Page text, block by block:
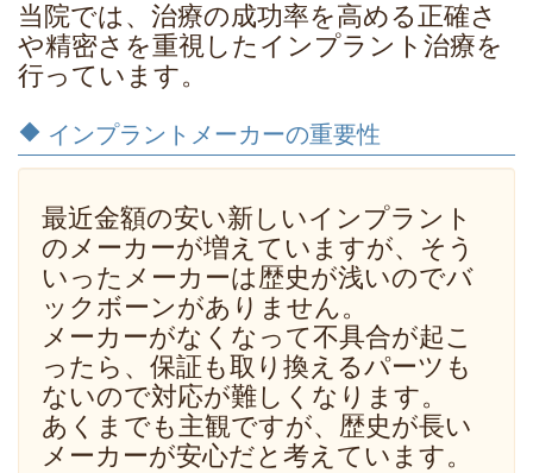
当院では、治療の成功率を高める正確さ
や精密さを重視したインプラント治療を
行っています。
インプラントメーカーの重要性
最近金額の安い新しいインプラント
のメーカーが増えていますが、そう
いったメーカーは歴史が浅いのでバ
ックボーンがありません。
メーカーがなくなって不具合が起こ
ったら、保証も取り換えるパーツも
ないので対応が難しくなります。
あくまでも主観ですが、歴史が長い
メーカーが安心だと考えています。